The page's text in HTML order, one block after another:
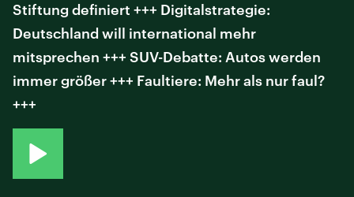
Stiftung definiert +++ Digitalstrategie:
Deutschland will international mehr
mitsprechen +++ SUV-Debatte: Autos werden
immer größer +++ Faultiere: Mehr als nur faul?
+++